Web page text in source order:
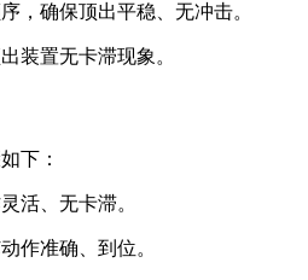
，确保顶出平稳、无冲击。
装置无卡滞现象。
下：
活、无卡滞。
作准确、到位。